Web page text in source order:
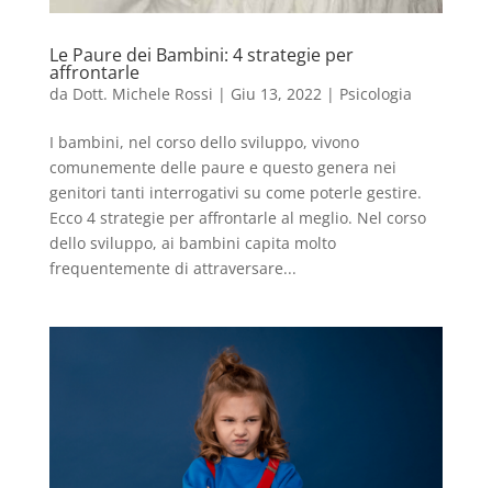
Le Paure dei Bambini: 4 strategie per
affrontarle
da Dott. Michele Rossi | Giu 13, 2022| Psicologia
I bambini, nel corso dello sviluppo, vivono
comunemente delle paure e questo genera nei
genitori tanti interrogativi su come poterle gestire.
Ecco 4 strategie per affrontarle al meglio. Nel corso
dello sviluppo, ai bambini capita molto
frequentemente di attraversare...